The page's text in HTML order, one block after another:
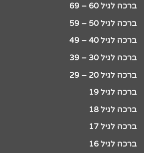
ברכה לגיל 60 – 69
ברכה לגיל 50 – 59
ברכה לגיל 40 – 49
ברכה לגיל 30 – 39
ברכה לגיל 20 – 29
ברכה לגיל 19
ברכה לגיל 18
ברכה לגיל 17
ברכה לגיל 16